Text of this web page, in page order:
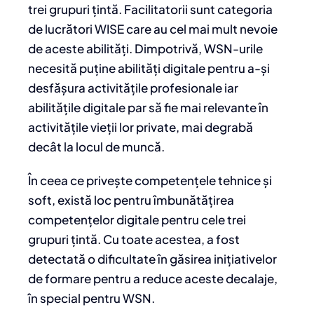
trei grupuri țintă. Facilitatorii sunt categoria
de lucrători WISE care au cel mai mult nevoie
de aceste abilități. Dimpotrivă, WSN-urile
necesită puține abilități digitale pentru a-și
desfășura activitățile profesionale iar
abilitățile digitale par să fie mai relevante în
activitățile vieții lor private, mai degrabă
decât la locul de muncă.
În ceea ce privește competențele tehnice și
soft, există loc pentru îmbunătățirea
competențelor digitale pentru cele trei
grupuri țintă. Cu toate acestea, a fost
detectată o dificultate în găsirea inițiativelor
de formare pentru a reduce aceste decalaje,
în special pentru WSN.